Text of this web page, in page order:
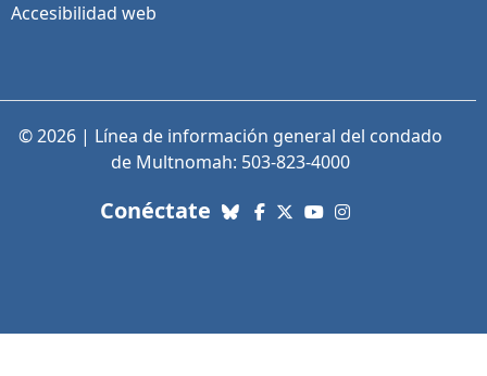
Accesibilidad web
© 2026 | Línea de información general del condado
de Multnomah: 503-823-4000
Conéctate con nosotros. Enlaces a
Bluesky
Facebook
X (Twitter)
YouTube
Instagram